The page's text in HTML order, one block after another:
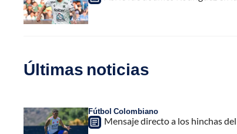
Últimas noticias
Fútbol Colombiano
Mensaje directo a los hinchas